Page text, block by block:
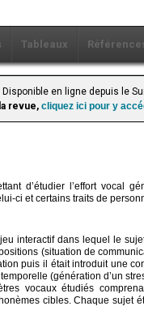
Tableaux
en ligne depuis le
revue, cliquez ici pour y
d’étudier l’effort vocal
ci et certains traits de
interactif dans lequel le
(situation de
puis il était introduit une
(génération d’un
vocaux étudiés
cibles. Chaque sujet